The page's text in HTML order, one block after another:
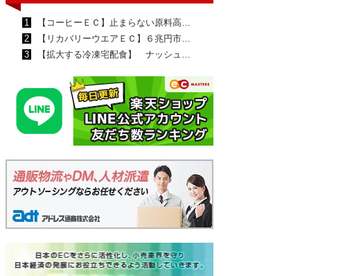
1
【コーヒーＥＣ】止まらない原料高…
2
【リカバリーウエアＥＣ】６兆円市…
3
【拡大する冷凍宅配食】 ナッシュ…